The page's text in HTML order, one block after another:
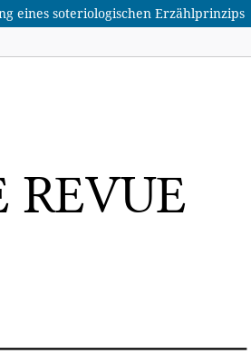
eines soteriologischen Erzählprinzips